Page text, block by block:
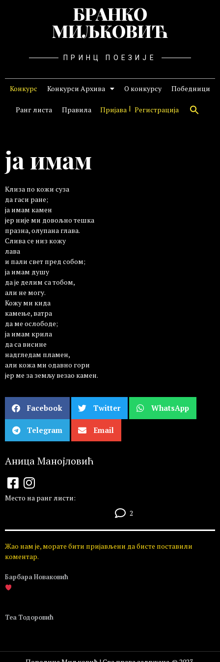
БРАНКО
МИЉКОВИЋ
ПРИНЦ ПОЕЗИЈЕ
Конкурс Конкурси Архива О конкурсу Победници
Ранг листа Правила Пријава Регистрација
ја имам
Клиза по кожи суза
да гаси ране;
ја имам камен
јер није ми довољно тешка
празна, олупана глава.
Слива се низ кожу
лава
и пали свет пред собом;
ја имам душу
да је делим са тобом,
али не могу.
Кожу ми кида
камење, ватра
да ме ослободе;
ја имам крила
да са висине
надгледам пламен,
али кожа ми одавно гори
јер ме за земљу везао камен.
Facebook Twitter WhatsApp
Telegram Email
Аница Манојловић
Место на ранг листи:
2
Жао нам је, морате бити пријављени да бисте поставили
коментар.
Барбара Новаковић
Теа Тодоровић